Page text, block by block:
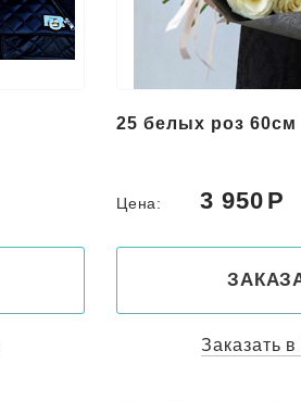
25 белых роз 60см
Цена: 3 950
Заказать в